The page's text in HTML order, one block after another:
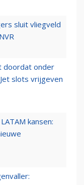
sluit vliegveld
doordat onder
slots vrijgeven
kansen: